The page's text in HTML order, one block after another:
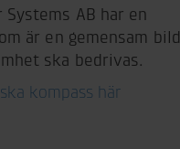
AB har en
är en gemensam bild
ska bedrivas.
kompass här